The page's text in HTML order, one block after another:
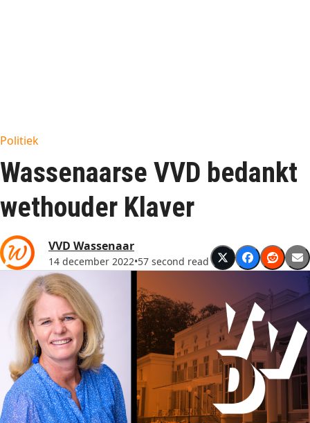
Politiek
Wassenaarse VVD bedankt
wethouder Klaver
VVD Wassenaar
14 december 2022•57 second read